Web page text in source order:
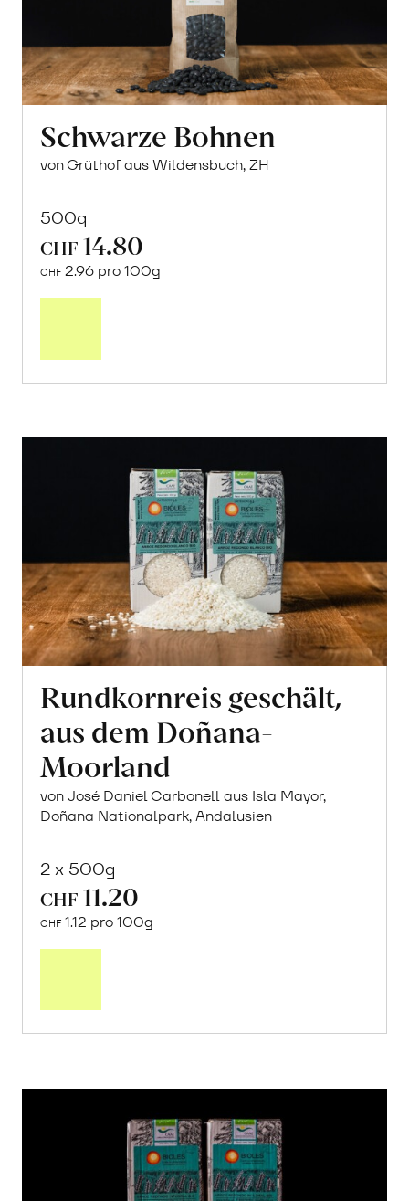
Schwarze Bohnen
von Grüthof aus Wildensbuch, ZH
500g
CHF 14.80
CHF 2.96 pro 100g
Rundkornreis geschält,
aus dem Doñana-
Moorland
von José Daniel Carbonell aus Isla Mayor,
Doñana Nationalpark, Andalusien
2 x 500g
CHF 11.20
CHF 1.12 pro 100g